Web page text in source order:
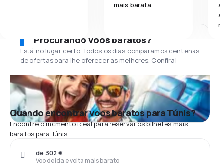
mais barata.
Procurando voos baratos?
Está no lugar certo. Todos os dias comparamos centenas
de ofertas para lhe oferecer as melhores. Confira!
Quando encontrar voos baratos para Túnis?
Encontre o momento ideal para reservar os bilhetes mais
baratos para Túnis
Voo de ida e volta mais barato
de 302 €